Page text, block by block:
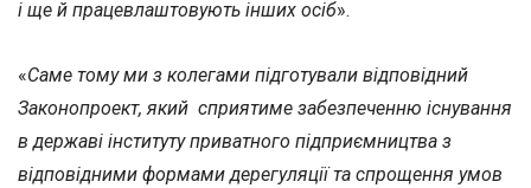
і ще й працевлаштовують інших осіб».
«Саме тому ми з колегами підготували відповідний
Законопроект, який сприятиме забезпеченню існування
в державі інституту приватного підприємництва з
відповідними формами дерегуляції та спрощення умов